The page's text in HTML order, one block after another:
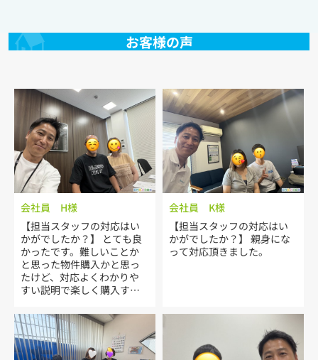
お客様の声
会社員 H様
【担当スタッフの対応はい
かがでしたか？】 とても良
かったです。難しいことか
と思った物件購入かと思っ
たけど、対応よくわかりや
すい説明で楽しく購入する
会社員 K様
【担当スタッフの対応はい
かがでしたか？】 親身にな
って対応頂きました。